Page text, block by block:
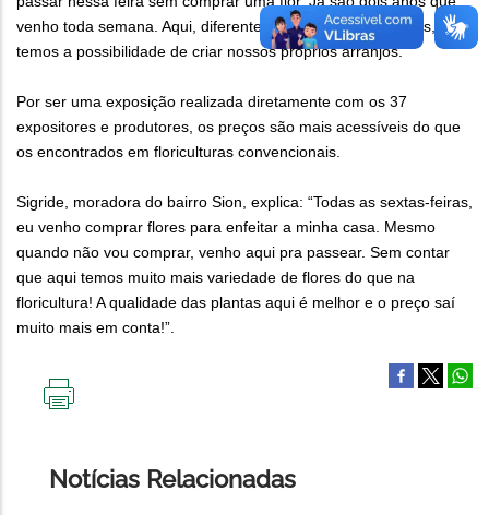
venho toda semana. Aqui, diferentemente de outros lugares,
temos a possibilidade de criar nossos próprios arranjos.”
Por ser uma exposição realizada diretamente com os 37
expositores e produtores, os preços são mais acessíveis do que
os encontrados em floriculturas convencionais.
Sigride, moradora do bairro Sion, explica: “Todas as sextas-feiras,
eu venho comprar flores para enfeitar a minha casa. Mesmo
quando não vou comprar, venho aqui pra passear. Sem contar
que aqui temos muito mais variedade de flores do que na
floricultura! A qualidade das plantas aqui é melhor e o preço saí
muito mais em conta!”.
Notícias Relacionadas